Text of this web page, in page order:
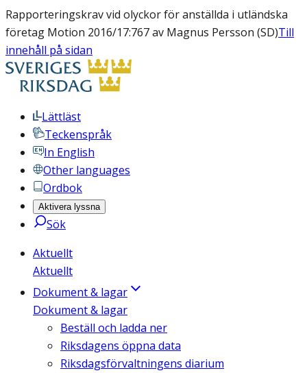
Rapporteringskrav vid olyckor för anställda i utländska
företag Motion 2016/17:767 av Magnus Persson (SD)Till
innehåll på sidan
Lättläst
Teckenspråk
In English
Other languages
Ordbok
Aktivera lyssna
Sök
Aktuellt
Aktuellt
Dokument & lagar
Dokument & lagar
Beställ och ladda ner
Riksdagens öppna data
Riksdagsförvaltningens diarium